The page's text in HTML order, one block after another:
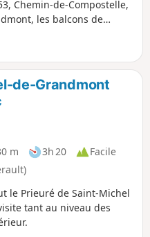
Chemin-de-Compostelle,
les balcons de
de-Grandmont
m 3h 20
Facile
le Prieuré de Saint-Michel
tant au niveau des